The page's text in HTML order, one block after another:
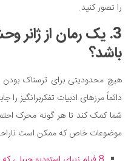
را تصور کنید.
3. یک رمان از ژانر
باشد؟
هیچ محدودیتی برای ترسناک‌ بودن
دائماً مرزهای ادبیات تفکربرانگیز
شما کمک کند تا هر گونه محرک
موضوعات خاص که ممکن است